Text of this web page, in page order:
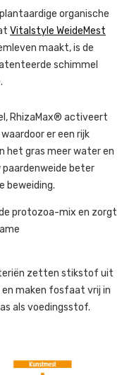
organische
Vitalstyle WeideMest
maakt, is de
schimmel
RhizaMax® activeert
er een rijk
het gras meer water en
beter
beweiding.
protozoa-mix en zorgt
zetten stikstof uit
maken fosfaat vrij in
als voedingsstof.